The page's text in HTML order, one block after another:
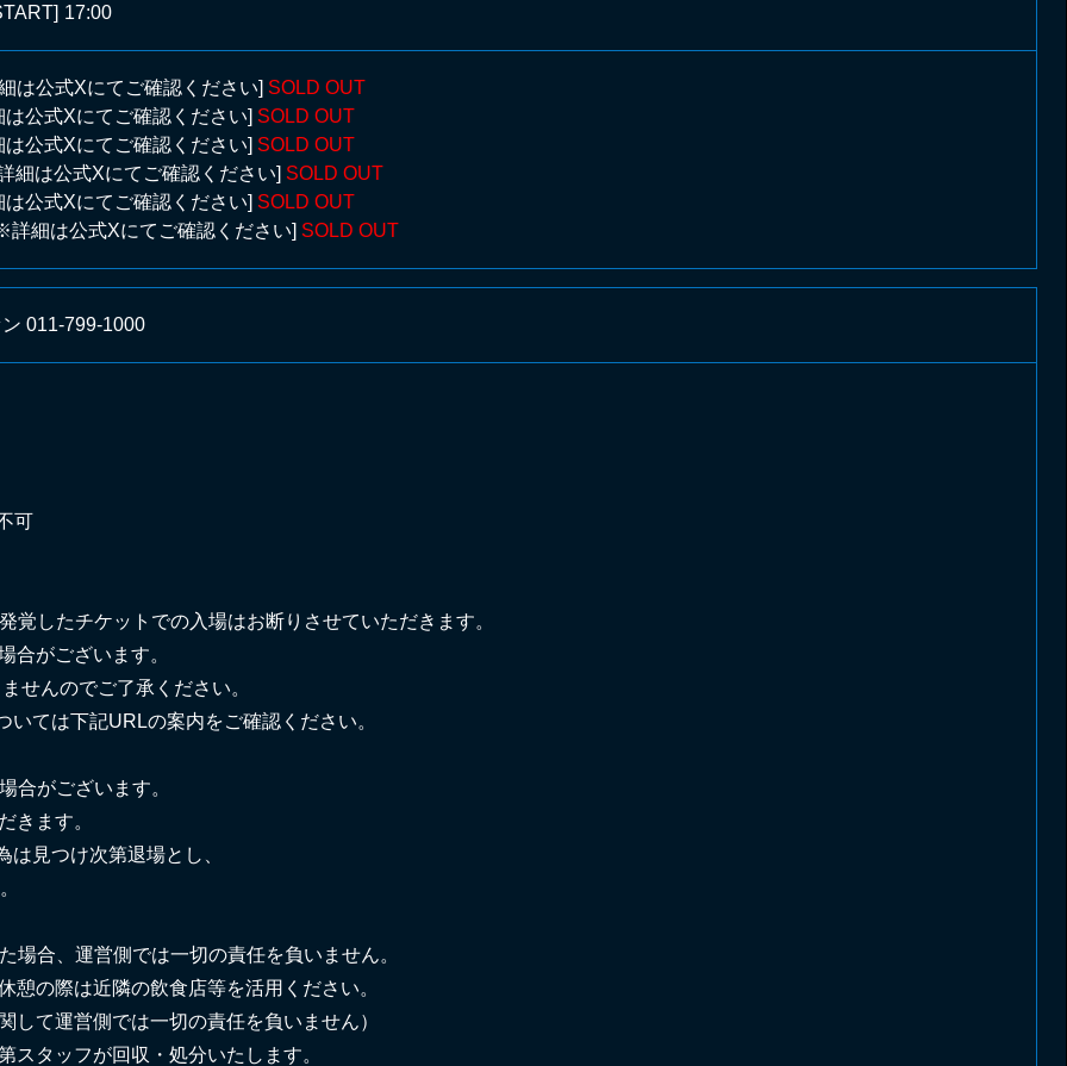
17:00
は公式Xにてご確認ください] SOLD OUT
公式Xにてご確認ください] SOLD OUT
公式Xにてご確認ください] SOLD OUT
細は公式Xにてご確認ください] SOLD OUT
公式Xにてご確認ください] SOLD OUT
細は公式Xにてご確認ください] SOLD OUT
011-799-1000
可
したチケットでの⼊場はお断りさせていただきます。
合がございます。
せんのでご了承ください。
ては下記URLの案内をご確認ください。
合がございます。
きます。
⾒つけ次第退場とし、
合、運営側では⼀切の責任を負いません。
の際は近隣の飲⾷店等を活⽤ください。
て運営側では⼀切の責任を負いません）
タッフが回収・処分いたします。